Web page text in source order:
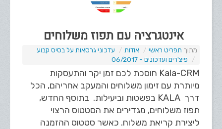
אינטגרציה עם תפוז משלוחים
תפריט ראשי אודות
עדכוני גרסאות על בסיס קבוע
פיצ'רים ועדכונים - 06/2017
Kala-CRM חוסכת לכם זמן יקר והתעסקות
מיותרת עם זימון משלוחים והמעקב אחריהם, הכל
דרך KALA בפשטות וביעילות. בתוסף החדש,
תפוז משלוחים, מגדירים את הסטטוס הרצוי
ליצירת קריאת משלוח. כאשר סטטוס ההזמנה